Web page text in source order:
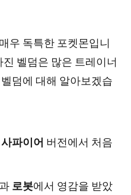
우 독특한 포켓몬입니
벨덤은 많은 트레이너
덤에 대해 알아보겠습
사파이어 버전에서 처음
과 로봇에서 영감을 받았